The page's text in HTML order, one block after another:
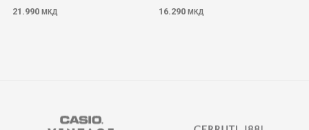
21.990 МКД 16.290 МКД